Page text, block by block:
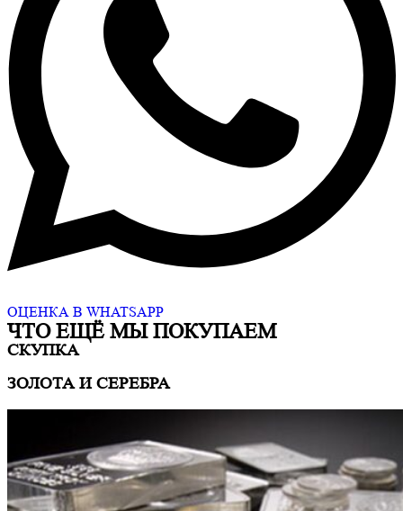
ОЦЕНКА В WHATSAPP
ЧТО ЕЩË МЫ ПОКУПАЕМ
СКУПКА
ЗОЛОТА И СЕРЕБРА